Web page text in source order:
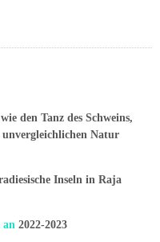
den Tanz des Schweins,
Natur
Inseln in Raja
an 2022-2023